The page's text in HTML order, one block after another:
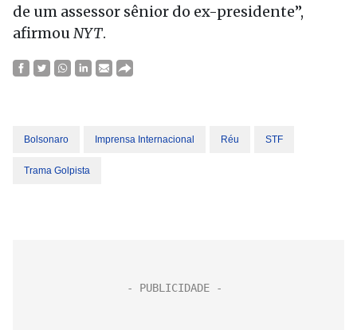
de um assessor sênior do ex-presidente”,
afirmouNYT.
Bolsonaro Imprensa Internacional Réu STF
Trama Golpista